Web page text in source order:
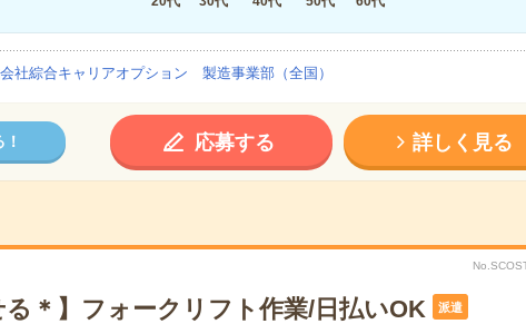
社綜合キャリアオプション 製造事業部（全国）
応募する 詳しく見る
る＊】フォークリフト作業/日払いOK 派遣